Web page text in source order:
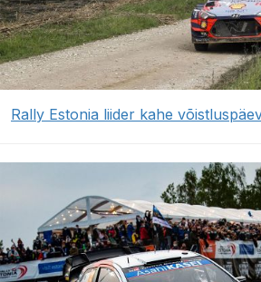
Rally Estonia liider kahe